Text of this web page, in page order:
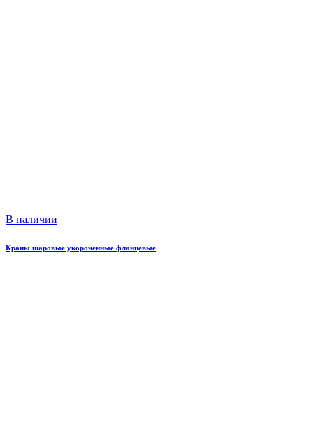
В наличии
Краны шаровые укороченные фланцевые